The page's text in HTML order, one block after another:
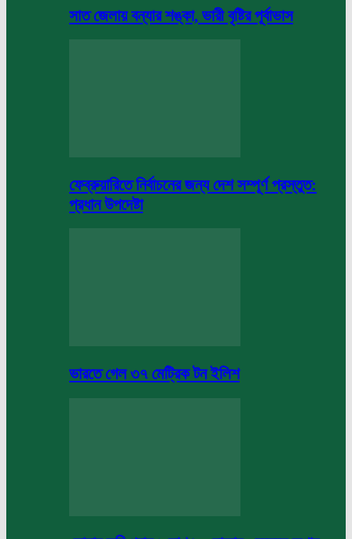
সাত জেলায় বন্যার শঙ্কা, ভারী বৃষ্টির পূর্বাভাস
ফেব্রুয়ারিতে নির্বাচনের জন্য দেশ সম্পূর্ণ প্রস্তুত:
প্রধান উপদেষ্টা
ভারতে গেল ৩৭ মেট্রিক টন ইলিশ